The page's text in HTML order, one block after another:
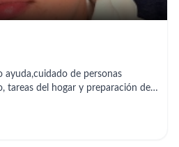
ayuda,cuidado de personas
tareas del hogar y preparación de
me adapto a los horarios que